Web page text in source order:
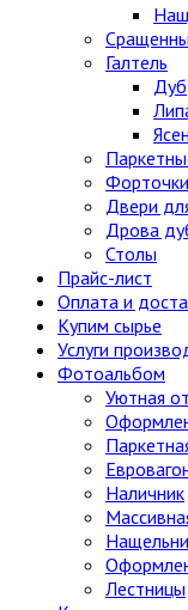
Галтель
Дуб
Двери
Дрова
Столы
Прайс-лист
Оплата и
Купим сырье
Услуги
Фотоальбом
Уютная
Наличник
Лестницы